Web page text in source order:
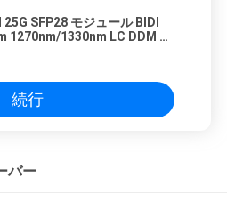
25G SFP28 モジュール BIDI
1270nm/1330nm LC DDM シ
続行
バー